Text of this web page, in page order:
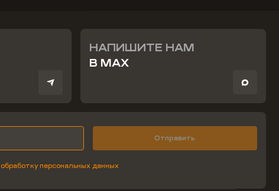
НАПИШИТЕ НАМ
В MAX
Отправить
обработку персональных данных